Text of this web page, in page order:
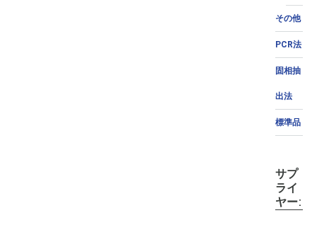
その他
PCR法
固相抽
出法
標準品
サプ
ライ
ヤー: